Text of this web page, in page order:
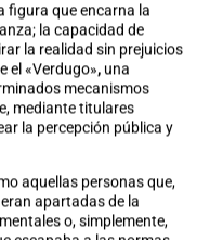
figura que encarna la
la capacidad de
la realidad sin prejuicios
el «Verdugo», una
mecanismos
mediante titulares
la percepción pública y
aquellas personas que,
apartadas de la
o, simplemente,